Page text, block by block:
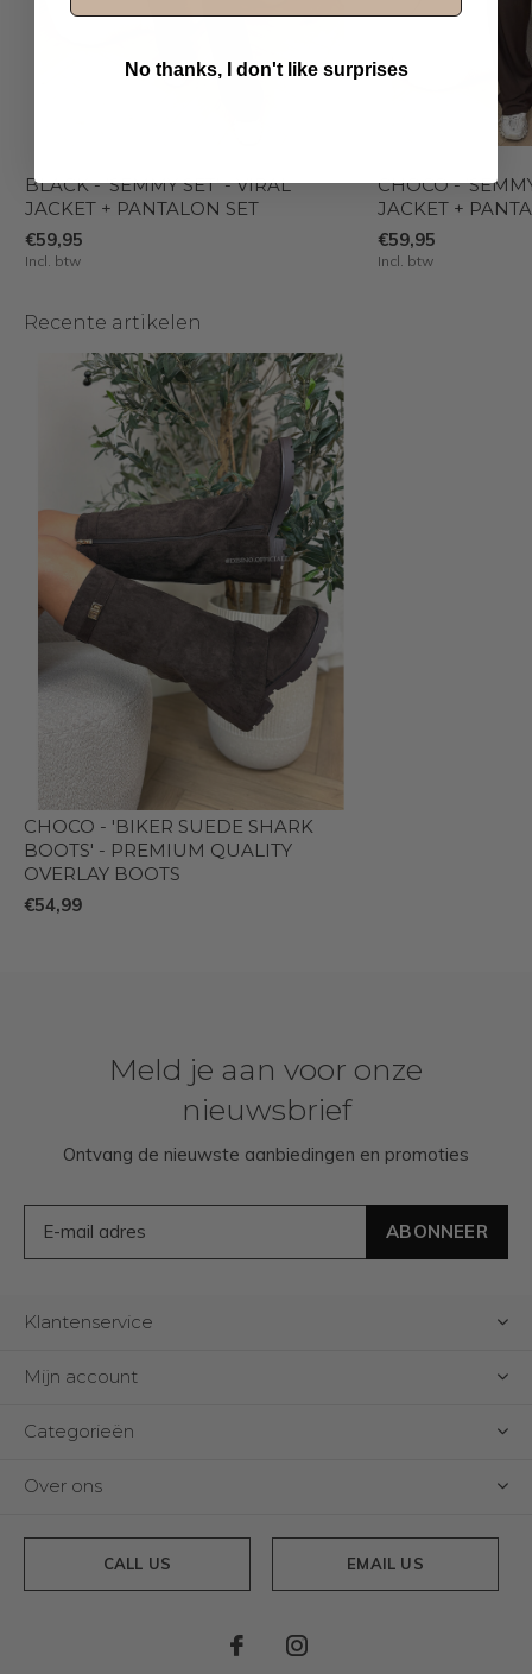
BLACK - 'SEMMY SET' - VIRAL
JACKET + PANTALON SET
€59,95
Incl. btw
CHOCO -
JACKET +
€59,95
Incl. btw
Recente artikelen
CHOCO - 'BIKER SUEDE SHARK
BOOTS' - PREMIUM QUALITY
OVERLAY BOOTS
€54,99
Meld je aan voor onze
nieuwsbrief
Ontvang de nieuwste aanbiedingen en promoties
ABONNEER
Klantenservice
Mijn account
Categorieën
Over ons
CALL US EMAIL US
No thanks, I don't like surprises